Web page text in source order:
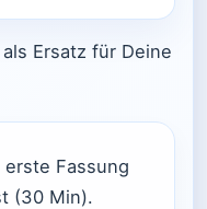
Ersatz für Deine
Fassung
(30 Min).